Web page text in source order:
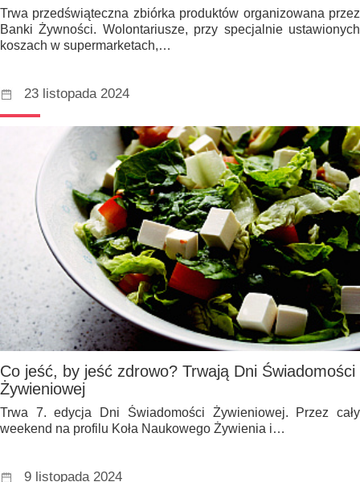
Trwa przedświąteczna zbiórka produktów organizowana przez
Banki Żywności. Wolontariusze, przy specjalnie ustawionych
koszach w supermarketach,…
23 listopada 2024
Co jeść, by jeść zdrowo? Trwają Dni Świadomości
Żywieniowej
Trwa 7. edycja Dni Świadomości Żywieniowej. Przez cały
weekend na profilu Koła Naukowego Żywienia i…
9 listopada 2024